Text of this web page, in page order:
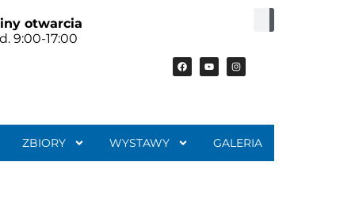
otwarcia
9:00-17:00
ZBIORY WYSTAWY GALERIA